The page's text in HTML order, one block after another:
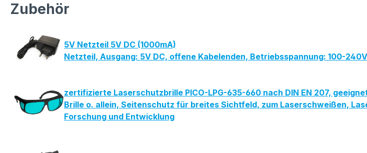
Zubehör
5V Netzteil 5V DC (1000mA)
Netzteil, Ausgang: 5V DC, offene Kabelenden, Betriebsspannung: 100-
zertifizierte Laserschutzbrille PICO-LPG-635-660 nach DIN EN 207,
Brille o. allein, Seitenschutz für breites Sichtfeld, zum Laserschweißen,
Forschung und Entwicklung